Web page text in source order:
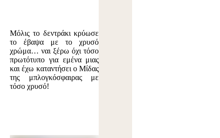
Μόλις το δεντράκι κρύωσε
το έβαψα με το χρυσό
χρώμα… ναι ξέρω όχι τόσο
πρωτότυπο για εμένα μιας
και έχω καταντήσει ο Μίδας
της μπλογκόσφαιρας με
τόσο χρυσό!